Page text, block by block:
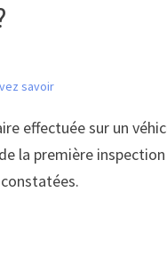
savoir
effectuée sur un
la première